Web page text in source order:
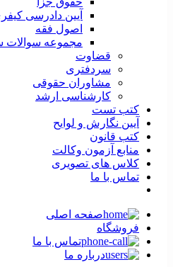
آیین دادرسی
اصول فقه
مجموعه سوالات
قضاوت
سردفتری
مشاوران حقوقی
کارشناسی ارشد
کتب تست
آیین نگارش و لوایح
کتب قانون
منابع آزمون وکالت
کلاس های تصویری
تماس با ما
صفحه اصلی
فروشگاه
تماس با ما
درباره ما